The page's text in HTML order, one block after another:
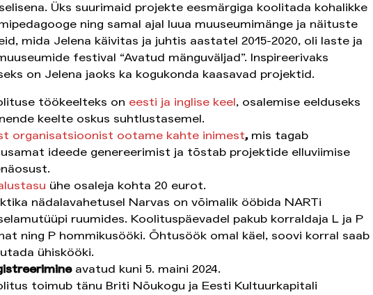
Üks suurimaid projekte eesmärgiga koolitada kohalikke
ning samal ajal luua muuseumimänge ja näituste
mida Jelena käivitas ja juhtis aastatel 2015-2020, oli laste ja
festival “Avatud mänguväljad”. Inspireerivaks
on Jelena jaoks ka kogukonda kaasavad projektid.
töökeelteks on eesti ja inglise keel, osalemise eelduseks
keelte oskus suhtlustasemel.
organisatsioonist ootame kahte inimest,mis tagab
ideede genereerimist ja tõstab projektide elluviimise
ühe osaleja kohta 20 eurot.
nädalavahetusel Narvas on võimalik ööbida NARTi
ruumides. Koolituspäevadel pakub korraldaja L ja P
ning P hommikusööki. Õhtusöök omal käel, soovi korral saab
ühiskööki.
avatud kuni 5. maini 2024.
toimub tänu Briti Nõukogu ja Eesti Kultuurkapitali